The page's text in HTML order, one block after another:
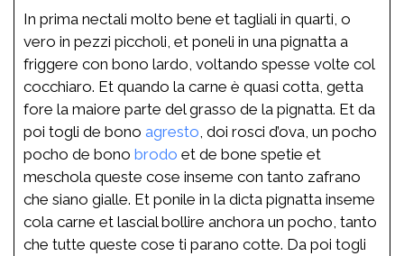
In prima nectali molto bene et tagliali in quarti, o
vero in pezzi piccholi, et poneli in una pignatta a
friggere con bono lardo, voltando spesse volte col
cocchiaro. Et quando la carne è quasi cotta, getta
fore la maiore parte del grasso de la pignatta. Et da
poi togli de bono agresto , doi rosci d’ova, un pocho
pocho de bono brodo et de bone spetie et
meschola queste cose inseme con tanto zafrano
che siano gialle. Et ponile in la dicta pignatta inseme
cola carne et lascial bollire anchora un pocho, tanto
che tutte queste cose ti parano cotte. Da poi togli